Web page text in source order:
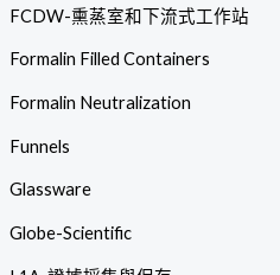
FCDW-熏蒸室和下流式工作站
Formalin Filled Containers
Formalin Neutralization
Funnels
Glassware
Globe-Scientific